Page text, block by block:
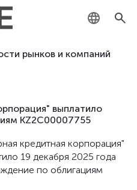
KZ
EN
рынков и компаний
выплатило
KZ2C00007755
кредитная корпорация"
19 декабря 2025 года
по облигациям